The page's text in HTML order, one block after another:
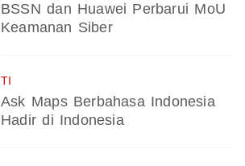
BSSN dan Huawei Perbarui MoU
Keamanan Siber
TI
Ask Maps Berbahasa Indonesia
Hadir di Indonesia